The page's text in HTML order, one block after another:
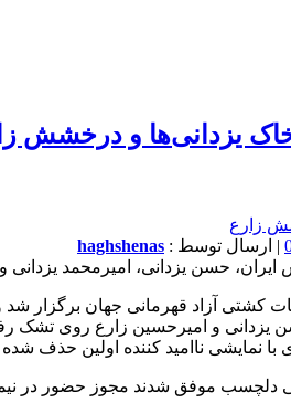
یزدانی‌ها و درخشش
| ارسال توسط : haghshenas
حسن یزدانی، امیرمحمد
یزدانی و امیرحسین زارع روی تشک
نمایشی ناامید کننده اولین حذف
دلچسب موفق شدند مجوز حضور در